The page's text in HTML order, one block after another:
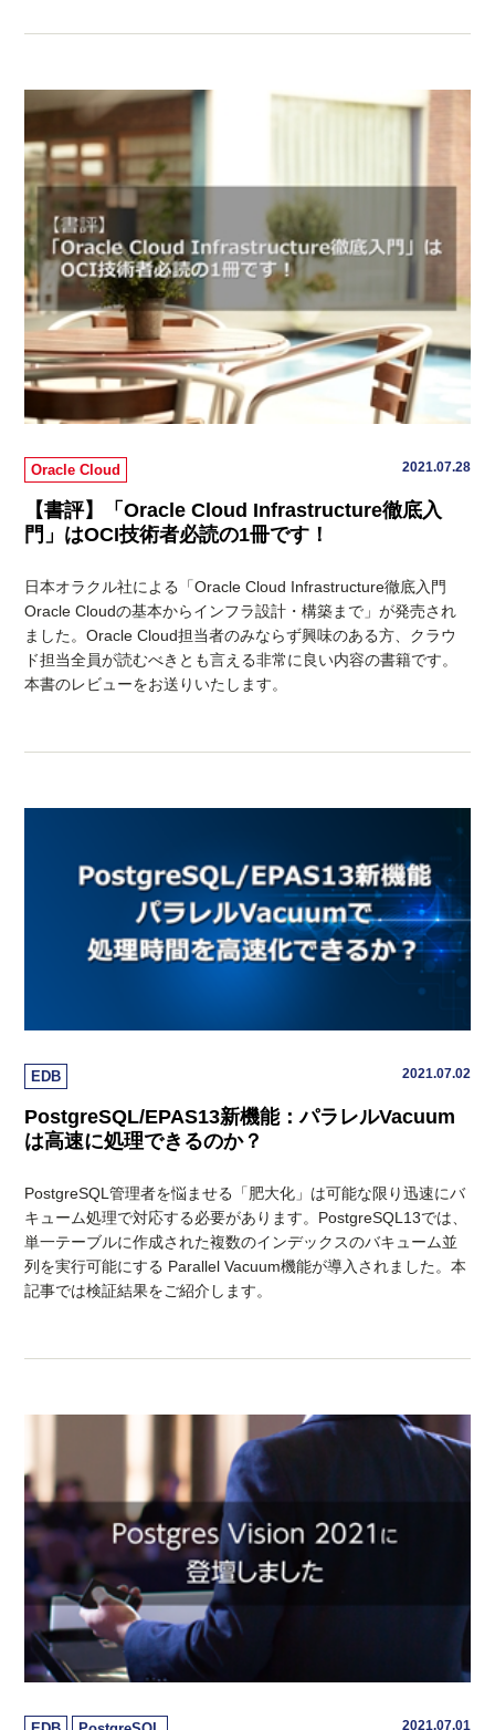
Oracle Cloud 2021.07.28
【書評】「Oracle Cloud Infrastructure徹底入
門」はOCI技術者必読の1冊です！
日本オラクル社による「Oracle Cloud Infrastructure徹底入門
Oracle Cloudの基本からインフラ設計・構築まで」が発売され
ました。Oracle Cloud担当者のみならず興味のある方、クラウ
ド担当全員が読むべきとも言える非常に良い内容の書籍です。
本書のレビューをお送りいたします。
EDB 2021.07.02
PostgreSQL/EPAS13新機能：パラレルVacuum
は高速に処理できるのか？
PostgreSQL管理者を悩ませる「肥大化」は可能な限り迅速にバ
キューム処理で対応する必要があります。PostgreSQL13では、
単一テーブルに作成された複数のインデックスのバキューム並
列を実行可能にする Parallel Vacuum機能が導入されました。本
記事では検証結果をご紹介します。
2021.07.01